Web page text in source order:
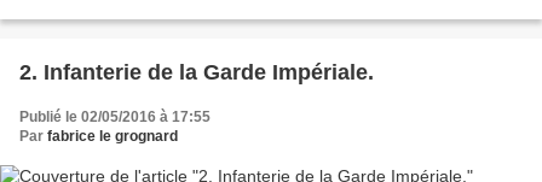
2. Infanterie de la Garde Impériale.
Publié le 02/05/2016 à 17:55
Par fabrice le grognard